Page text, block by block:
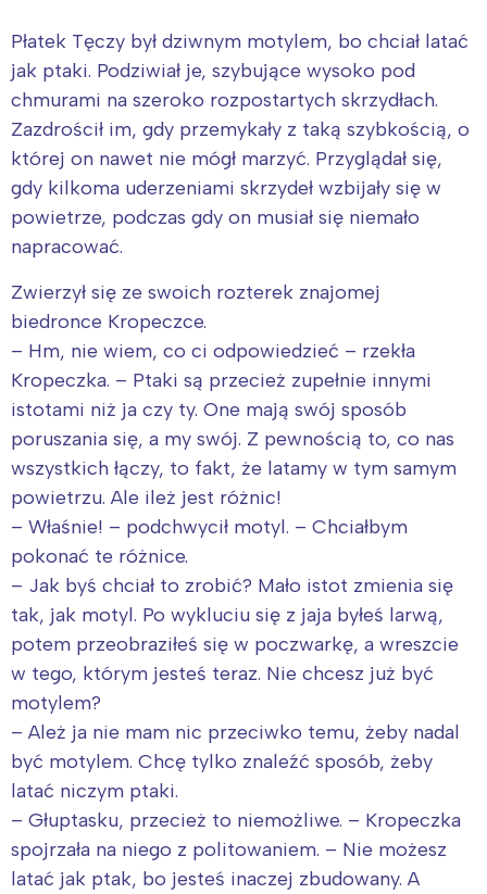
Płatek Tęczy był dziwnym motylem, bo chciał latać
jak ptaki. Podziwiał je, szybujące wysoko pod
chmurami na szeroko rozpostartych skrzydłach.
Zazdrościł im, gdy przemykały z taką szybkością, o
której on nawet nie mógł marzyć. Przyglądał się,
gdy kilkoma uderzeniami skrzydeł wzbijały się w
powietrze, podczas gdy on musiał się niemało
napracować.
Zwierzył się ze swoich rozterek znajomej
biedronce Kropeczce.
– Hm, nie wiem, co ci odpowiedzieć – rzekła
Kropeczka. – Ptaki są przecież zupełnie innymi
istotami niż ja czy ty. One mają swój sposób
poruszania się, a my swój. Z pewnością to, co nas
wszystkich łączy, to fakt, że latamy w tym samym
powietrzu. Ale ileż jest różnic!
– Właśnie! – podchwycił motyl. – Chciałbym
pokonać te różnice.
– Jak byś chciał to zrobić? Mało istot zmienia się
tak, jak motyl. Po wykluciu się z jaja byłeś larwą,
potem przeobraziłeś się w poczwarkę, a wreszcie
w tego, którym jesteś teraz. Nie chcesz już być
motylem?
– Ależ ja nie mam nic przeciwko temu, żeby nadal
być motylem. Chcę tylko znaleźć sposób, żeby
latać niczym ptaki.
– Głuptasku, przecież to niemożliwe. – Kropeczka
spojrzała na niego z politowaniem. – Nie możesz
latać jak ptak, bo jesteś inaczej zbudowany. A